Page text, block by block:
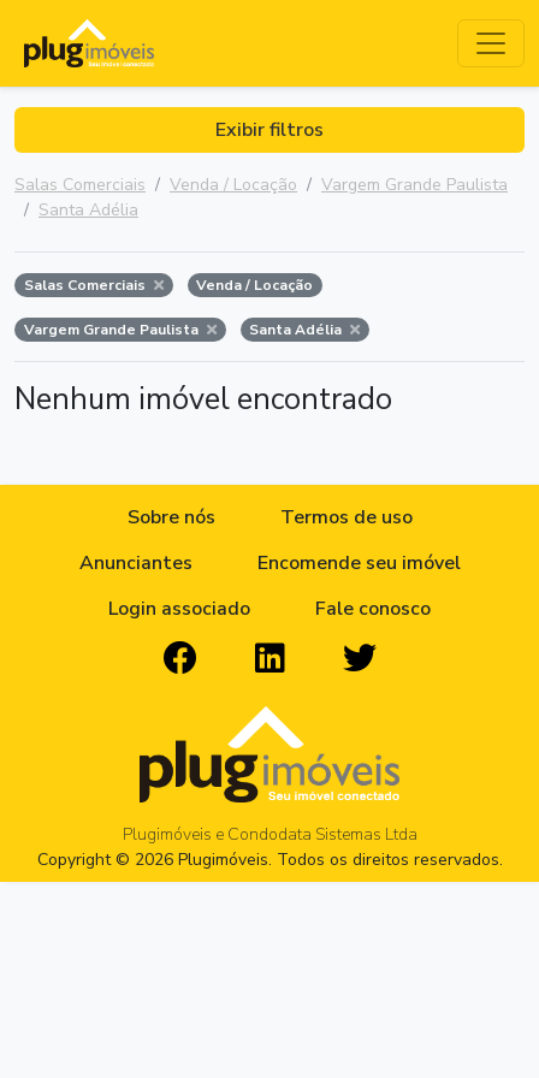
Exibir filtros
Salas Comerciais Venda / Locação
Vargem Grande Paulista
Santa Adélia
Salas Comerciais Venda / Locação
Vargem Grande Paulista Santa Adélia
Nenhum imóvel encontrado
Sobre nós
Termos de uso
Anunciantes
Encomende seu imóvel
Login associado
Fale conosco
Plugimóveis e Condodata Sistemas Ltda
Copyright © 2026 Plugimóveis. Todos os direitos reservados.